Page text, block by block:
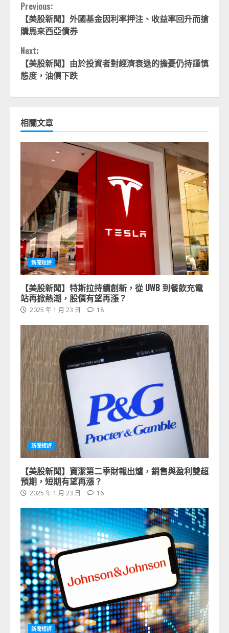
Continue
Reading
Previous:
【美股新聞】外國基金因利率押注、收益率回升而搶
購馬來西亞債券
Next:
【美股新聞】由於投資者對經濟衰退的擔憂仍持謹慎
態度，油價下跌
相關文章
新聞短評
【美股新聞】特斯拉持續創新，從 UWB 到餐飲充電
站再掀熱潮，股價有望再漲？
2025 年 1 月 23 日 18
新聞短評
【美股新聞】寶潔第二季財報出爐，銷售與盈利雙超
預期，短期有望再漲？
2025 年 1 月 23 日 16
新聞短評